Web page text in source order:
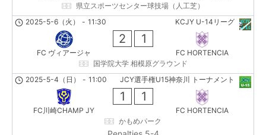
県立スポーツセンター球技場（人工芝）
KCJY U-14リーグ
2025-5-6（火） - 11:30
FC ヴィアージャ
2 1
FC HORTENCIA
国学院大学 相模原グラウンド
JCY選手権U15神奈川 トーナメント
2025-5-4（日） - 11:00
FC川崎CHAMP JY
1 1
FC HORTENCIA
かもめパーク